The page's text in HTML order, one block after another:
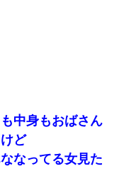
わｗどうせ死ぬなら
てるんだが...
してほしい」私「貸す
ら泣き出して・・私
中身もおばさん
ど
なってる女見た